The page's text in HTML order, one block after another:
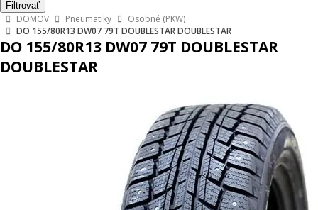
DOMOV Pneumatiky
Osobné (PKW)
DO 155/80R13 DW07 79T DOUBLESTAR DOUBLESTAR
DO 155/80R13 DW07 79T DOUBLESTAR
DOUBLESTAR